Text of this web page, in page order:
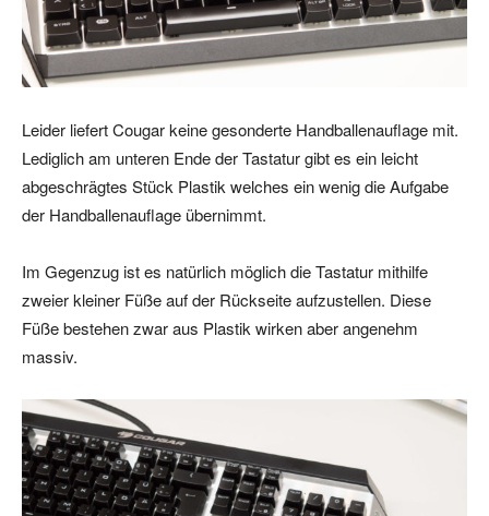
Leider liefert Cougar keine gesonderte Handballenauflage mit.
Lediglich am unteren Ende der Tastatur gibt es ein leicht
abgeschrägtes Stück Plastik welches ein wenig die Aufgabe
der Handballenauflage übernimmt.
Im Gegenzug ist es natürlich möglich die Tastatur mithilfe
zweier kleiner Füße auf der Rückseite aufzustellen. Diese
Füße bestehen zwar aus Plastik wirken aber angenehm
massiv.